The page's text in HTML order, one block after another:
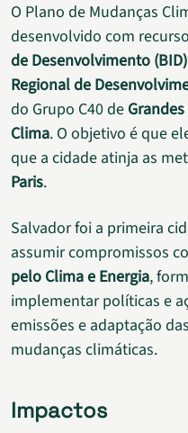
O Plano de Mudanças
desenvolvido com
de Desenvolvimento (BID)
Regional de
do Grupo C40 de
Clima. O objetivo é que
que a cidade atinja as
Paris.
Salvador foi a primeira
assumir compromissos
pelo Clima e Energia,
implementar políticas e
emissões e adaptação
mudanças climáticas.
Impactos